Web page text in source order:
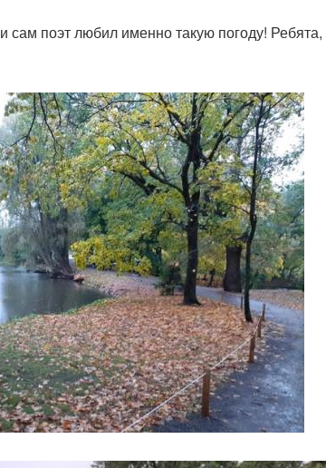
поэт любил именно такую погоду!